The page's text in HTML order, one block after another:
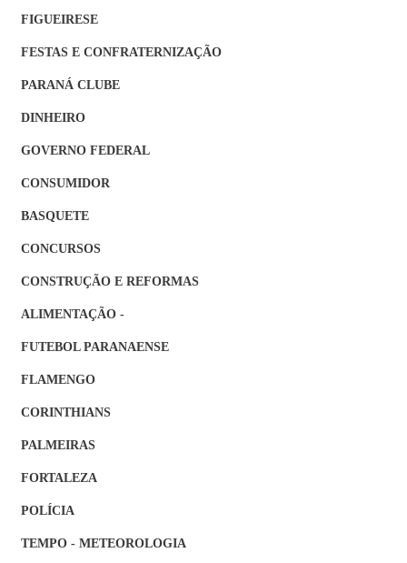
FIGUEIRESE
FESTAS E CONFRATERNIZAÇÃO
PARANÁ CLUBE
DINHEIRO
GOVERNO FEDERAL
CONSUMIDOR
BASQUETE
CONCURSOS
CONSTRUÇÃO E REFORMAS
ALIMENTAÇÃO -
FUTEBOL PARANAENSE
FLAMENGO
CORINTHIANS
PALMEIRAS
FORTALEZA
POLÍCIA
TEMPO - METEOROLOGIA